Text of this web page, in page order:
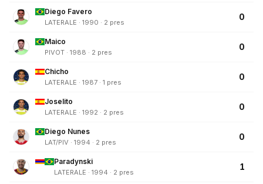
Diego Favero
LATERALE · 1990 · 2 pres
0
Maico
PIVOT · 1988 · 2 pres
0
Chicho
LATERALE · 1987 · 1 pres
0
Joselito
LATERALE · 1992 · 2 pres
0
Diego Nunes
LAT/PIV · 1994 · 2 pres
0
Paradynski
LATERALE · 1994 · 2 pres
1